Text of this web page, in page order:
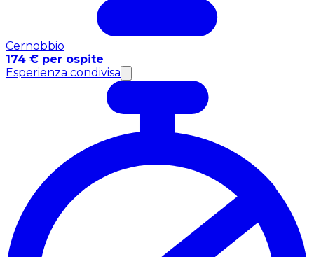
Cernobbio
174 € per ospite
Esperienza condivisa